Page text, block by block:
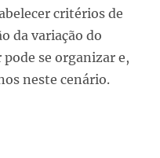
critérios de
da variação do
se organizar e,
neste cenário.